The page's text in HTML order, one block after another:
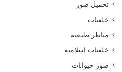
تحميل صور
خلفيات
مناظر طبيعية
خلفيات اسلامية
صور حيوانات